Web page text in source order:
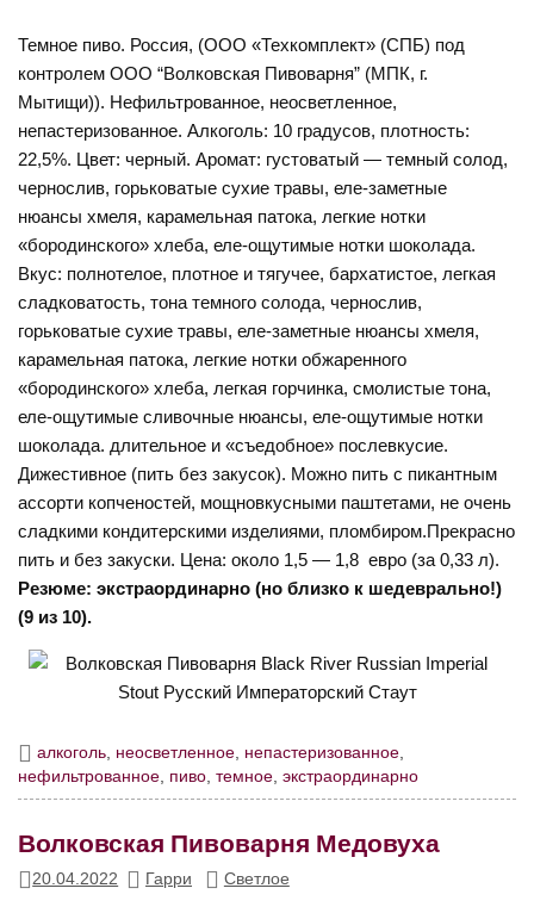
Темное пиво. Россия, (ООО «Техкомплект» (СПБ) под
контролем ООО “Волковская Пивоварня” (МПК, г.
Мытищи)). Нефильтрованное, неосветленное,
непастеризованное. Алкоголь: 10 градусов, плотность:
22,5%. Цвет: черный. Аромат: густоватый — темный солод,
чернослив, горьковатые сухие травы, еле-заметные
нюансы хмеля, карамельная патока, легкие нотки
«бородинского» хлеба, еле-ощутимые нотки шоколада.
Вкус: полнотелое, плотное и тягучее, бархатистое, легкая
сладковатость, тона темного солода, чернослив,
горьковатые сухие травы, еле-заметные нюансы хмеля,
карамельная патока, легкие нотки обжаренного
«бородинского» хлеба, легкая горчинка, смолистые тона,
еле-ощутимые сливочные нюансы, еле-ощутимые нотки
шоколада. длительное и «съедобное» послевкусие.
Дижестивное (пить без закусок). Можно пить с пикантным
ассорти копченостей, мощновкусными паштетами, не очень
сладкими кондитерскими изделиями, пломбиром.Прекрасно
пить и без закуски. Цена: около 1,5 — 1,8 евро (за 0,33 л).
Резюме: экстраординарно (но близко к шедеврально!)
(9 из 10).
алкоголь неосветленное непастеризованное
нефильтрованное, пиво,темное,экстраординарно
Волковская Пивоварня Медовуха
20.04.2022 Гарри Светлое